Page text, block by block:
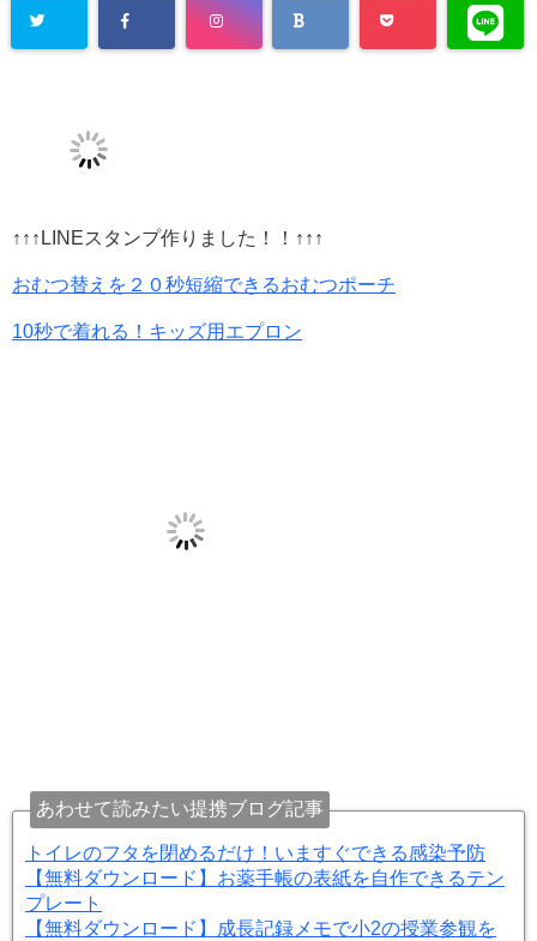
↑↑↑LINEスタンプ作りました！！↑↑↑
おむつ替えを２０秒短縮できるおむつポーチ
10秒で着れる！キッズ用エプロン
あわせて読みたい提携ブログ記事
トイレのフタを閉めるだけ！いますぐできる感染予防
【無料ダウンロード】お薬手帳の表紙を自作できるテン
プレート
【無料ダウンロード】成長記録メモで小2の授業参観を